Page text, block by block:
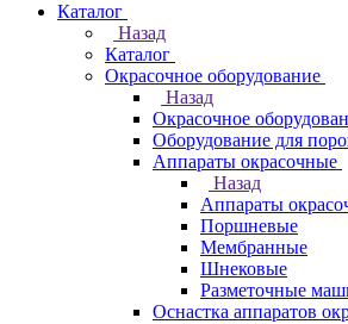
Каталог
Назад
Каталог
Окрасочное оборудование
Назад
Окрасочное
Оборудование для
Аппараты окрасочные
Назад
Аппараты
Поршневые
Мембранные
Шнековые
Разметочные
Оснастка аппаратов